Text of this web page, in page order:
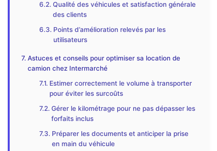
Qualité des véhicules et satisfaction générale
des clients
Points d’amélioration relevés par les
utilisateurs
Astuces et conseils pour optimiser sa location de
camion chez Intermarché
Estimer correctement le volume à transporter
pour éviter les surcoûts
Gérer le kilométrage pour ne pas dépasser les
forfaits inclus
Préparer les documents et anticiper la prise
en main du véhicule